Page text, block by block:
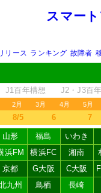
スマー
リース ランキング 故障者
J1百年構想 J2・J3百
2月 3月 4月 5月
8/5 6 7
山形 福島
いわき
浜FM 横浜FC 湘南
京都 G大阪 C大阪
九州 鳥栖 長崎